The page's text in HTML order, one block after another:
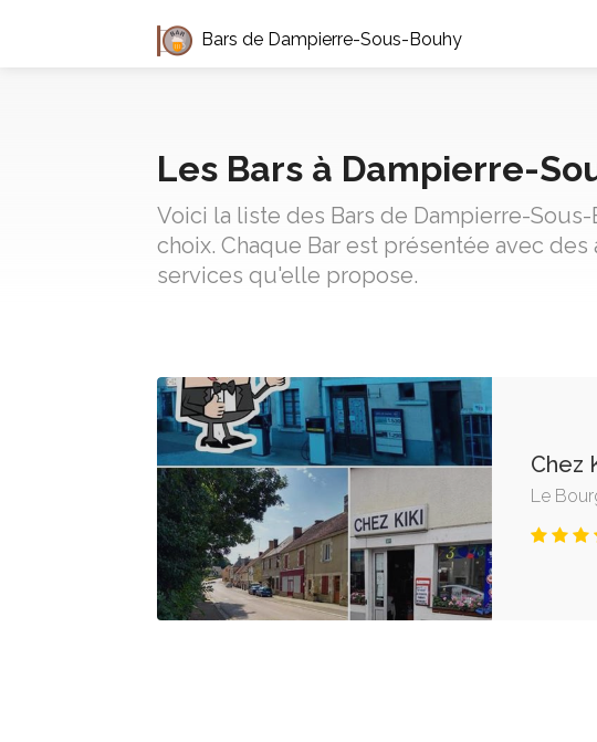
Bars de Dampierre-Sous-Bouhy
Les Bars à Dampierre-
Voici la liste des Bars de Dampierre-
choix. Chaque Bar est présentée avec
services qu'elle propose.
Chez
Le